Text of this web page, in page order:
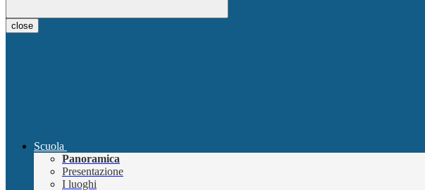
close
Scuola
Panoramica
Presentazione
I luoghi